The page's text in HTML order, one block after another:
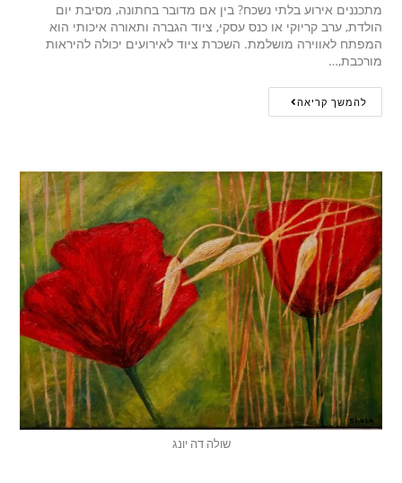
מתכננים אירוע בלתי נשכח? בין אם מדובר בחתונה, מסיבת יום
הולדת, ערב קריוקי או כנס עסקי, ציוד הגברה ותאורה איכותי הוא
המפתח לאווירה מושלמת. השכרת ציוד לאירועים יכולה להיראות
מורכבת,…
להמשך קריאה
שולה דה יונג